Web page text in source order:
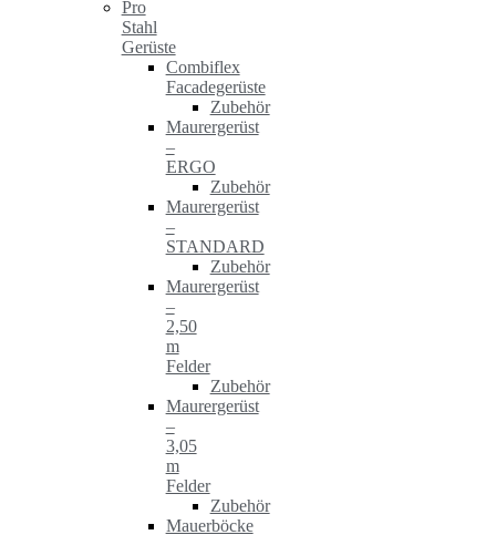
Pro
Stahl
Gerüste
Combiflex
Facadegerüste
Zubehör
Maurergerüst
–
ERGO
Zubehör
Maurergerüst
–
STANDARD
Zubehör
Maurergerüst
–
2,50
m
Felder
Zubehör
Maurergerüst
–
3,05
m
Felder
Zubehör
Mauerböcke